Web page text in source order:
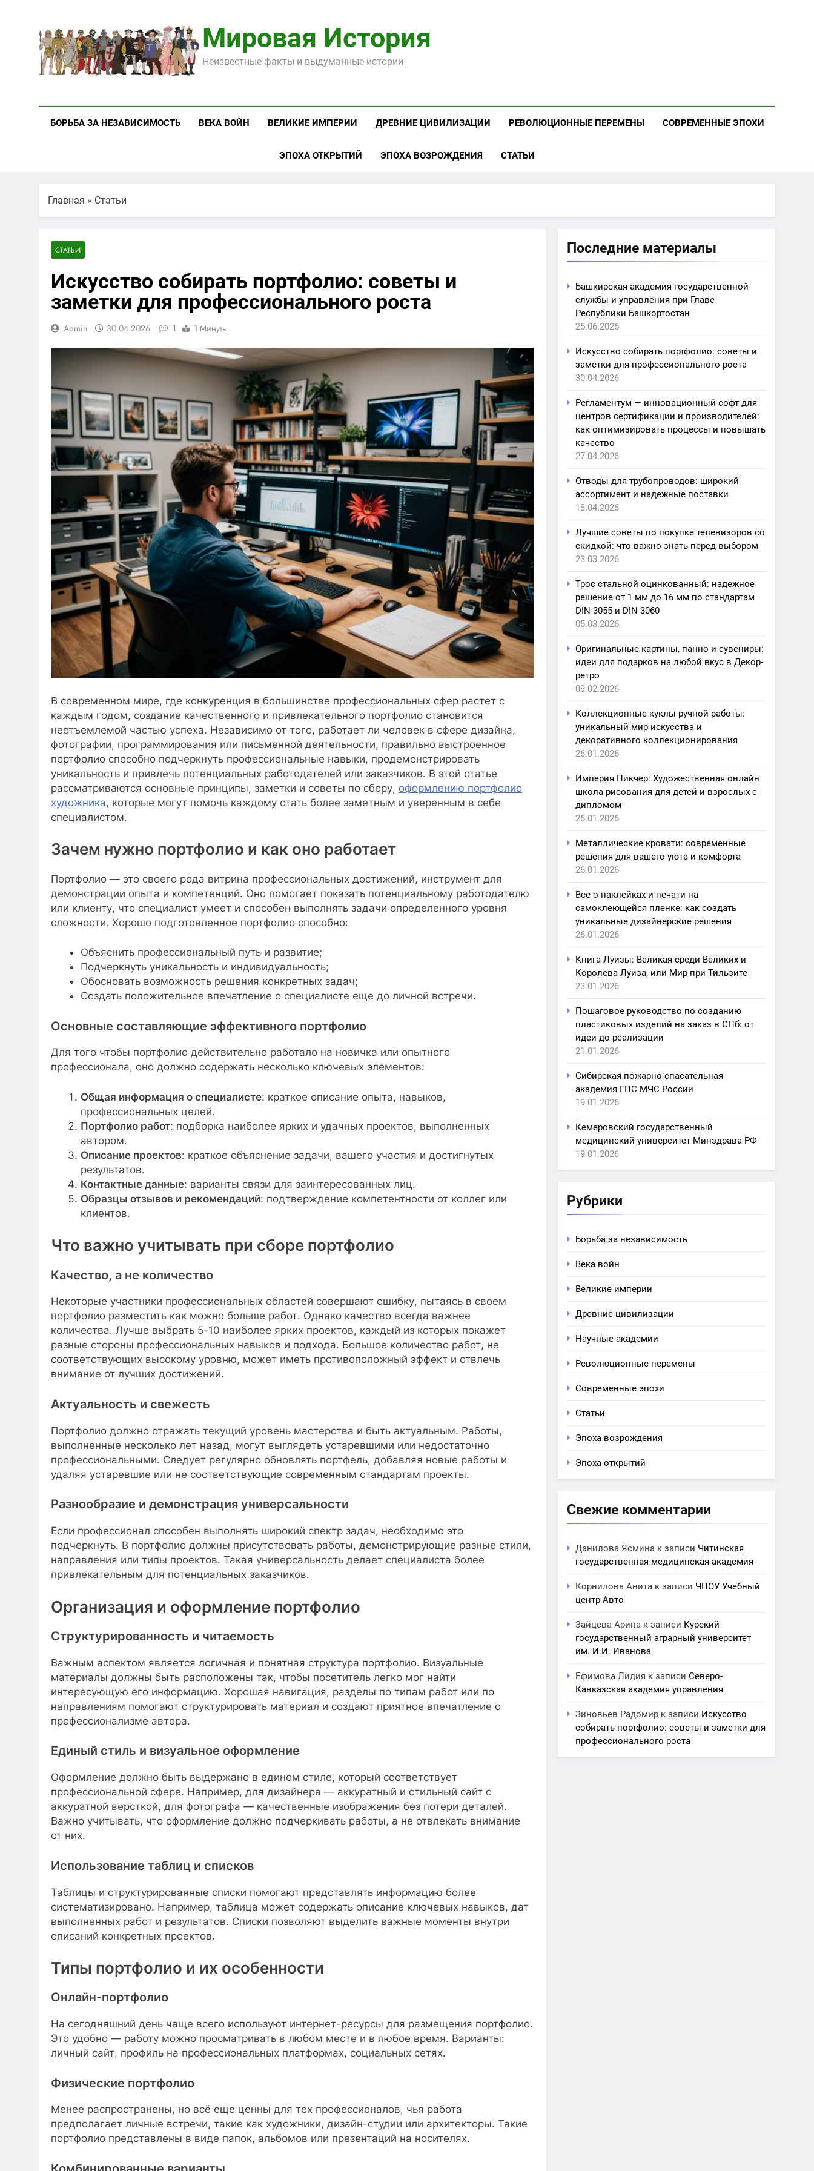
содержимому
Мировая История
Неизвестные факты и выдуманные истории
БОРЬБА ЗА НЕЗАВИСИМОСТЬ ВЕКА ВОЙН ВЕЛИКИЕ ИМПЕРИИ ДРЕВНИЕ ЦИВИЛИЗАЦИИ РЕВОЛЮЦИОННЫЕ ПЕРЕМЕНЫ СОВРЕМЕННЫЕ ЭПОХИ
ЭПОХА ОТКРЫТИЙ ЭПОХА ВОЗРОЖДЕНИЯ СТАТЬИ
Главная » Статьи
СТАТЬИ
Искусство собирать портфолио: советы и
заметки для профессионального роста
Admin 30.04.2026 1 1 Минуты
В современном мире, где конкуренция в большинстве профессиональных сфер растет с
каждым годом, создание качественного и привлекательного портфолио становится
неотъемлемой частью успеха. Независимо от того, работает ли человек в сфере дизайна,
фотографии, программирования или письменной деятельности, правильно выстроенное
портфолио способно подчеркнуть профессиональные навыки, продемонстрировать
уникальность и привлечь потенциальных работодателей или заказчиков. В этой статье
рассматриваются основные принципы, заметки и советы по сбору, оформлению портфолио
художника, которые могут помочь каждому стать более заметным и уверенным в себе
специалистом.
Зачем нужно портфолио и как оно работает
Портфолио — это своего рода витрина профессиональных достижений, инструмент для
демонстрации опыта и компетенций. Оно помогает показать потенциальному работодателю
или клиенту, что специалист умеет и способен выполнять задачи определенного уровня
сложности. Хорошо подготовленное портфолио способно:
Объяснить профессиональный путь и развитие;
Подчеркнуть уникальность и индивидуальность;
Обосновать возможность решения конкретных задач;
Создать положительное впечатление о специалисте еще до личной встречи.
Основные составляющие эффективного портфолио
Для того чтобы портфолио действительно работало на новичка или опытного
профессионала, оно должно содержать несколько ключевых элементов:
Общая информация о специалисте: краткое описание опыта, навыков,
профессиональных целей.
Портфолио работ: подборка наиболее ярких и удачных проектов, выполненных
автором.
Описание проектов: краткое объяснение задачи, вашего участия и достигнутых
результатов.
Контактные данные: варианты связи для заинтересованных лиц.
Образцы отзывов и рекомендаций: подтверждение компетентности от коллег или
клиентов.
Что важно учитывать при сборе портфолио
Качество, а не количество
Некоторые участники профессиональных областей совершают ошибку, пытаясь в своем
портфолио разместить как можно больше работ. Однако качество всегда важнее
количества. Лучше выбрать 5-10 наиболее ярких проектов, каждый из которых покажет
разные стороны профессиональных навыков и подхода. Большое количество работ, не
соответствующих высокому уровню, может иметь противоположный эффект и отвлечь
внимание от лучших достижений.
Актуальность и свежесть
Портфолио должно отражать текущий уровень мастерства и быть актуальным. Работы,
выполненные несколько лет назад, могут выглядеть устаревшими или недостаточно
профессиональными. Следует регулярно обновлять портфель, добавляя новые работы и
удаляя устаревшие или не соответствующие современным стандартам проекты.
Разнообразие и демонстрация универсальности
Если профессионал способен выполнять широкий спектр задач, необходимо это
подчеркнуть. В портфолио должны присутствовать работы, демонстрирующие разные стили,
направления или типы проектов. Такая универсальность делает специалиста более
привлекательным для потенциальных заказчиков.
Организация и оформление портфолио
Структурированность и читаемость
Важным аспектом является логичная и понятная структура портфолио. Визуальные
материалы должны быть расположены так, чтобы посетитель легко мог найти
интересующую его информацию. Хорошая навигация, разделы по типам работ или по
направлениям помогают структурировать материал и создают приятное впечатление о
профессионализме автора.
Единый стиль и визуальное оформление
Оформление должно быть выдержано в едином стиле, который соответствует
профессиональной сфере. Например, для дизайнера — аккуратный и стильный сайт с
аккуратной версткой, для фотографа — качественные изображения без потери деталей.
Важно учитывать, что оформление должно подчеркивать работы, а не отвлекать внимание
от них.
Использование таблиц и списков
Таблицы и структурированные списки помогают представлять информацию более
систематизировано. Например, таблица может содержать описание ключевых навыков, дат
выполненных работ и результатов. Списки позволяют выделить важные моменты внутри
описаний конкретных проектов.
Типы портфолио и их особенности
Онлайн-портфолио
На сегодняшний день чаще всего используют интернет-ресурсы для размещения портфолио.
Это удобно — работу можно просматривать в любом месте и в любое время. Варианты:
личный сайт, профиль на профессиональных платформах, социальных сетях.
Физические портфолио
Менее распространены, но всё еще ценны для тех профессионалов, чья работа
предполагает личные встречи, такие как художники, дизайн-студии или архитекторы. Такие
портфолио представлены в виде папок, альбомов или презентаций на носителях.
Последние материалы
Башкирская академия государственной
службы и управления при Главе
Республики Башкортостан
25.06.2026
Искусство собирать портфолио: советы и
заметки для профессионального роста
30.04.2026
Регламентум — инновационный софт для
центров сертификации и производителей:
как оптимизировать процессы и повышать
качество
27.04.2026
Отводы для трубопроводов: широкий
ассортимент и надежные поставки
18.04.2026
Лучшие советы по покупке телевизоров со
скидкой: что важно знать перед выбором
23.03.2026
Трос стальной оцинкованный: надежное
решение от 1 мм до 16 мм по стандартам
DIN 3055 и DIN 3060
05.03.2026
Оригинальные картины, панно и сувениры:
идеи для подарков на любой вкус в Декор-
ретро
09.02.2026
Коллекционные куклы ручной работы:
уникальный мир искусства и
декоративного коллекционирования
26.01.2026
Империя Пикчер: Художественная онлайн
школа рисования для детей и взрослых с
дипломом
26.01.2026
Металлические кровати: современные
решения для вашего уюта и комфорта
26.01.2026
Все о наклейках и печати на
самоклеющейся пленке: как создать
уникальные дизайнерские решения
26.01.2026
Книга Луизы: Великая среди Великих и
Королева Луиза, или Мир при Тильзите
23.01.2026
Пошаговое руководство по созданию
пластиковых изделий на заказ в СПб: от
идеи до реализации
21.01.2026
Сибирская пожарно-спасательная
академия ГПС МЧС России
19.01.2026
Кемеровский государственный
медицинский университет Минздрава РФ
19.01.2026
Рубрики
Борьба за независимость
Века войн
Великие империи
Древние цивилизации
Научные академии
Революционные перемены
Современные эпохи
Статьи
Эпоха возрождения
Эпоха открытий
Свежие комментарии
Данилова Ясмина к записи Читинская
государственная медицинская академия
Корнилова Анита к записи ЧПОУ Учебный
центр Авто
Зайцева Арина к записи Курский
государственный аграрный университет
им. И.И. Иванова
Ефимова Лидия к записиСеверо-
Кавказская академия управления
Зиновьев Радомир к записи Искусство
собирать портфолио: советы и заметки для
профессионального роста